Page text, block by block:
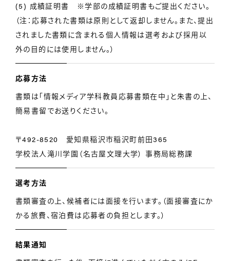
(5) 成績証明書 ※学部の成績証明書もご提出ください。
（注：応募された書類は原則として返却しません。また、提出
されました書類に含まれる個人情報は選考および採用以
外の目的には使用しません。）
応募方法
書類は「情報メディア学科教員応募書類在中」と朱書の上、
簡易書留でお送りください。
〒492-8520 愛知県稲沢市稲沢町前田365
学校法人滝川学園（名古屋文理大学） 事務局総務課
選考方法
書類審査の上、候補者には面接を行います。（面接審査にか
かる旅費、宿泊費は応募者の負担とします。）
結果通知